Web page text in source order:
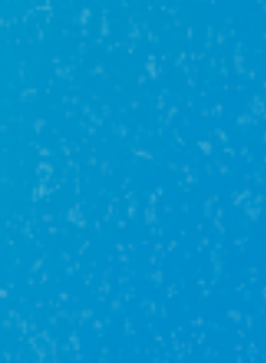
можно оформить
детей до 18 лет. Совсем
доступны варианты со
сниженным
результате обеспечит
на весь срок.
Донорская ипотека
Если вы не подходите
ипотеки, не
«донора» – человека,
условия, но не
льготу. Так, программа